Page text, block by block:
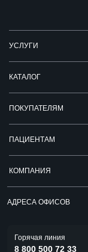
УСЛУГИ
КАТАЛОГ
ПОКУПАТЕЛЯМ
ПАЦИЕНТАМ
КОМПАНИЯ
АДРЕСА ОФИСОВ
Горячая линия
8 800 500 72 33